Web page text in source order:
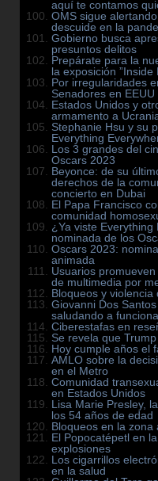
aquí te contamos
OMS sigue
descuide en la
Gobierno busca
presuntos delitos
Prepárate para la
la exposición ”Inside
Por irregularidades
Senadores en
Estados Unidos y
armamento a
Stephanie Hsu y su
Everything
Los 3 grandes del
Oscars 2023
Beyonce: de su
derechos de la
concierto en Dubai
El Papa Francisco
comunidad
¿Ya viste Everything
nominada de los
Oscars 2023:
animada
Usuarios
de multimedia por
Bloqueos y violencia
Giovanni Dos
saludando a
Ciberestafas en
Se revela que
Hoy cumple años el
AMLO sobre la
en el Metro
Comunidad
en Estados Unidos
Lisa Marie Presley,
los 54 años de edad
Bloqueos en la
El Popocatépetl en
explosiones
Los cigarrillos
en la salud